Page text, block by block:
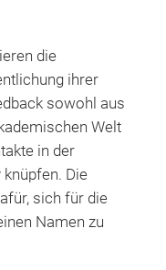
die
ihrer
sowohl aus
Welt
in der
Die
sich für die
Namen zu